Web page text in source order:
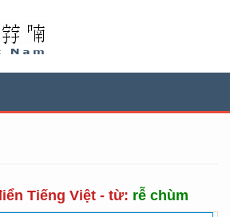
Tiếng Việt - từ: rễ chùm